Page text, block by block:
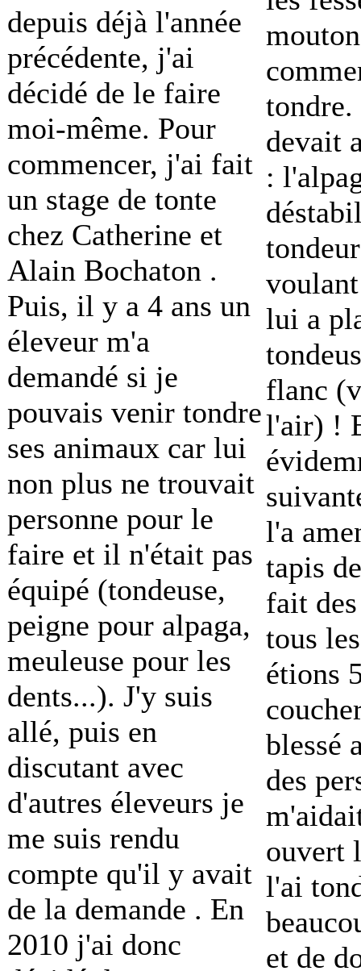
depuis déjà l'année
précédente, j'ai
décidé de le faire
moi-même. Pour
commencer, j'ai fait
un stage de tonte
chez Catherine et
Alain Bochaton .
Puis, il y a 4 ans un
éleveur m'a
demandé si je
pouvais venir tondre
ses animaux car lui
non plus ne trouvait
personne pour le
faire et il n'était pas
équipé (tondeuse,
peigne pour alpaga,
meuleuse pour les
dents...). J'y suis
allé, puis en
discutant avec
d'autres éleveurs je
me suis rendu
compte qu'il y avait
de la demande . En
2010 j'ai donc
devait
:
lui a
flanc
l'air) !
l'a
tapis
fait
tous
étions
blessé
des
ouvert
l'ai
et de